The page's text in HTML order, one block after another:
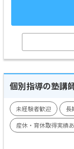
個別指導の塾講
未経験者歓迎 長
産休・育休取得実績